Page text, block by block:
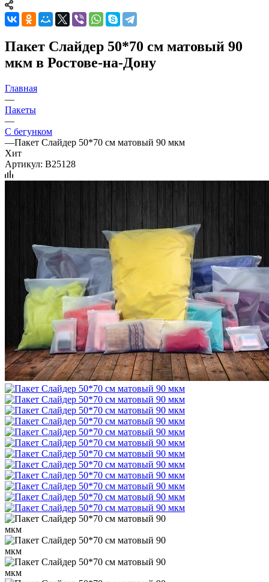
Пакет Слайдер 50*70 см матовый 90
мкм в Ростове-на-Дону
Главная
—
Пакеты
—
С бегунком
—Пакет Слайдер 50*70 см матовый 90 мкм
Хит
Артикул: B25128